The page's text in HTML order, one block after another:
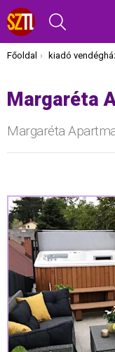
Itt vagy most:
Főoldal kiadó
Margaréta
Margaréta